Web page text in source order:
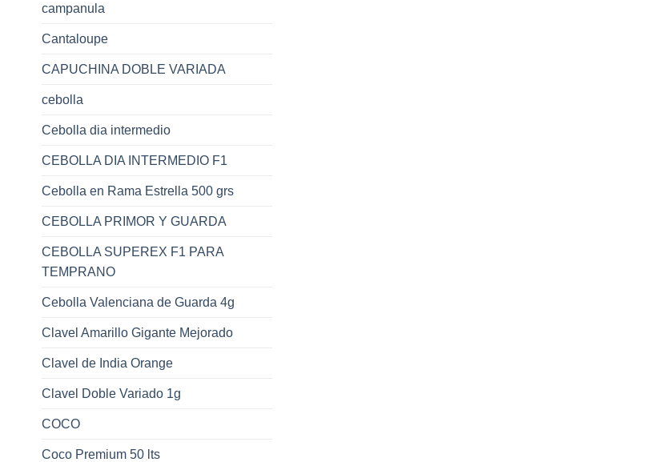
campanula
Cantaloupe
CAPUCHINA DOBLE VARIADA
cebolla
Cebolla dia intermedio
CEBOLLA DIA INTERMEDIO F1
Cebolla en Rama Estrella 500 grs
CEBOLLA PRIMOR Y GUARDA
CEBOLLA SUPEREX F1 PARA
TEMPRANO
Cebolla Valenciana de Guarda 4g
Clavel Amarillo Gigante Mejorado
Clavel de India Orange
Clavel Doble Variado 1g
COCO
Coco Premium 50 lts